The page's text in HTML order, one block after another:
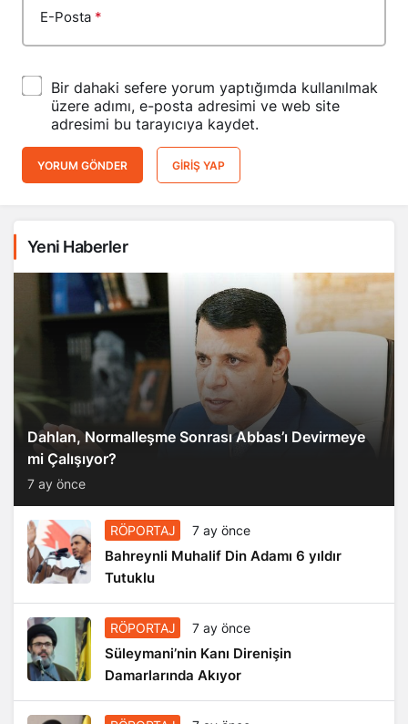
E-Posta *
Bir dahaki sefere yorum yaptığımda kullanılmak
üzere adımı, e-posta adresimi ve web site
adresimi bu tarayıcıya kaydet.
YORUM GÖNDER GIRIŞ YAP
Yeni Haberler
Dahlan, Normalleşme Sonrası Abbas’ı Devirmeye
mi Çalışıyor?
7 ay önce
RÖPORTAJ 7 ay önce
Bahreynli Muhalif Din Adamı 6 yıldır
Tutuklu
RÖPORTAJ 7 ay önce
Süleymani’nin Kanı Direnişin
Damarlarında Akıyor